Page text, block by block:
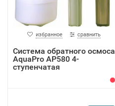
избранное сравнить
Система обратного осмоса
AquaPro AP580 4-
ступенчатая